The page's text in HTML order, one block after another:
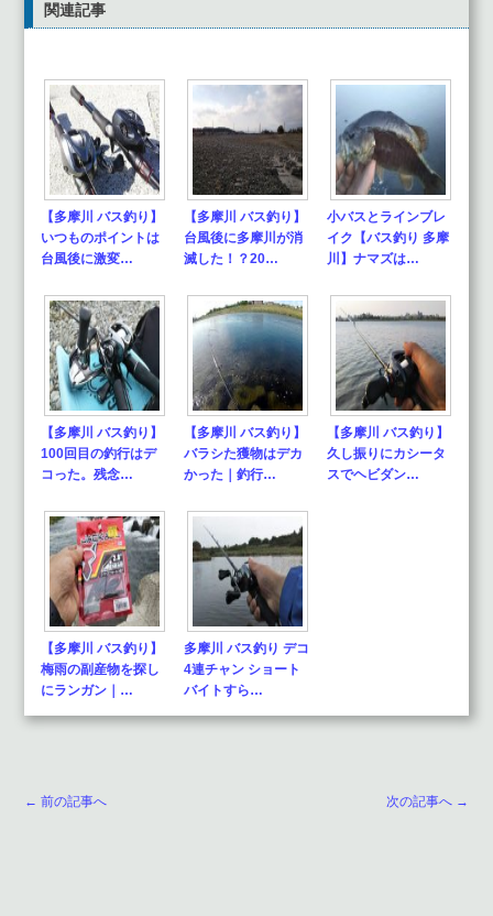
関連記事
【多摩川 バス釣り】
いつものポイントは
台風後に激変…
【多摩川 バス釣り】
台風後に多摩川が消
滅した！？20…
小バスとラインブレ
イク【バス釣り 多摩
川】ナマズは…
【多摩川 バス釣り】
100回目の釣行はデ
コった。残念…
【多摩川 バス釣り】
バラシた獲物はデカ
かった｜釣行…
【多摩川 バス釣り】
久し振りにカシータ
スでヘビダン…
【多摩川 バス釣り】
梅雨の副産物を探し
にランガン｜…
多摩川 バス釣り デコ
4連チャン ショート
バイトすら…
← 前の記事へ 次の記事へ →